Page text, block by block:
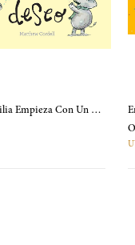
Una Familia Empieza Con Un Deseo